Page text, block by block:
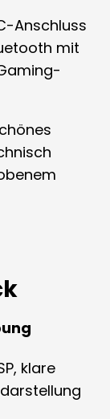
Anschluss
mit
klare